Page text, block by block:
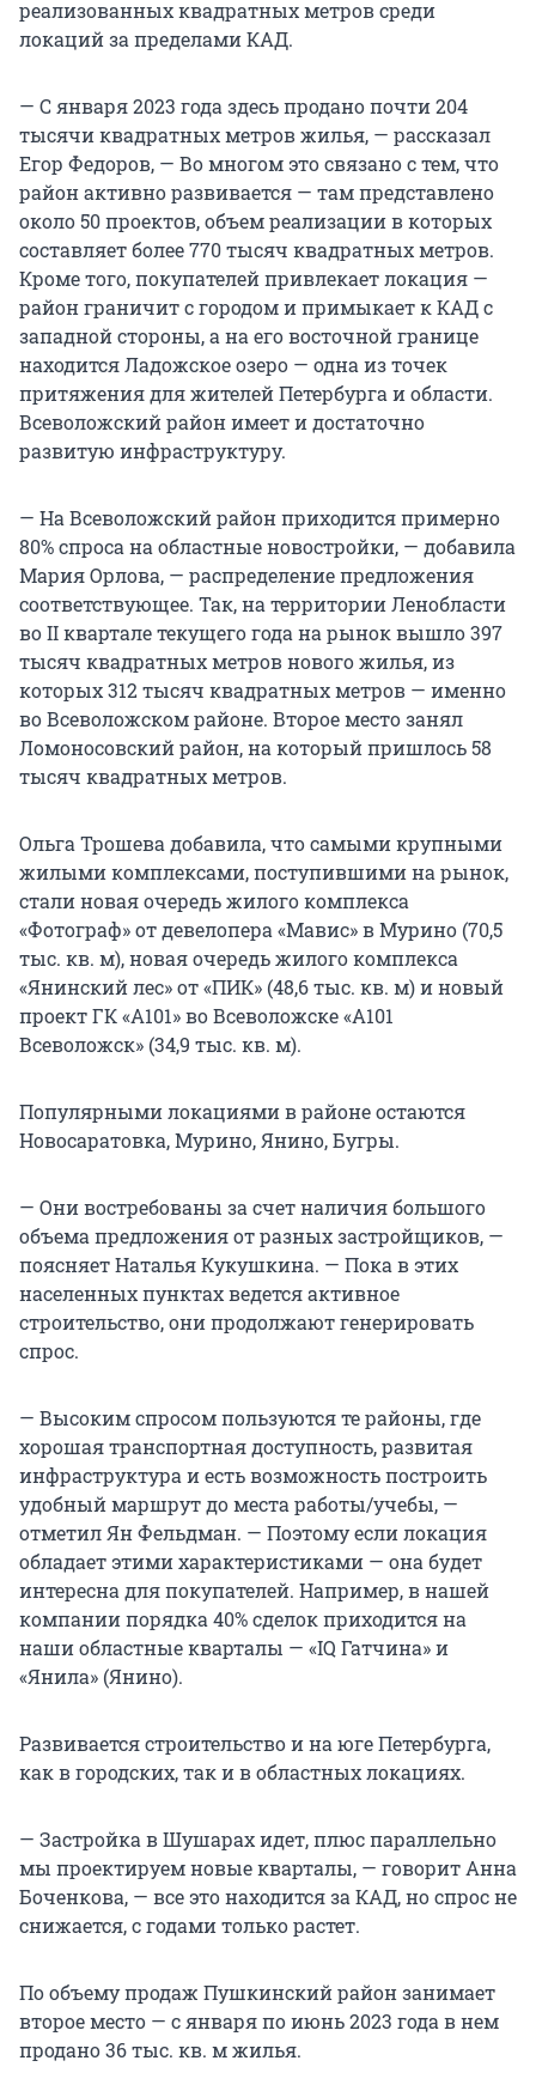
реализованных квадратных метров среди
локаций за пределами КАД.
— С января 2023 года здесь продано почти 204
тысячи квадратных метров жилья, — рассказал
Егор Федоров, — Во многом это связано с тем, что
район активно развивается — там представлено
около 50 проектов, объем реализации в которых
составляет более 770 тысяч квадратных метров.
Кроме того, покупателей привлекает локация —
район граничит с городом и примыкает к КАД с
западной стороны, а на его восточной границе
находится Ладожское озеро — одна из точек
притяжения для жителей Петербурга и области.
Всеволожский район имеет и достаточно
развитую инфраструктуру.
— На Всеволожский район приходится примерно
80% спроса на областные новостройки, — добавила
Мария Орлова, — распределение предложения
соответствующее. Так, на территории Ленобласти
во II квартале текущего года на рынок вышло 397
тысяч квадратных метров нового жилья, из
которых 312 тысяч квадратных метров — именно
во Всеволожском районе. Второе место занял
Ломоносовский район, на который пришлось 58
тысяч квадратных метров.
Ольга Трошева добавила, что самыми крупными
жилыми комплексами, поступившими на рынок,
стали новая очередь жилого комплекса
«Фотограф» от девелопера «Мавис» в Мурино (70,5
тыс. кв. м), новая очередь жилого комплекса
«Янинский лес» от «ПИК» (48,6 тыс. кв. м) и новый
проект ГК «А101» во Всеволожске «А101
Всеволожск» (34,9 тыс. кв. м).
Популярными локациями в районе остаются
Новосаратовка, Мурино, Янино, Бугры.
— Они востребованы за счет наличия большого
объема предложения от разных застройщиков, —
поясняет Наталья Кукушкина. — Пока в этих
населенных пунктах ведется активное
строительство, они продолжают генерировать
спрос.
— Высоким спросом пользуются те районы, где
хорошая транспортная доступность, развитая
инфраструктура и есть возможность построить
удобный маршрут до места работы/учебы, —
отметил Ян Фельдман. — Поэтому если локация
обладает этими характеристиками — она будет
интересна для покупателей. Например, в нашей
компании порядка 40% сделок приходится на
наши областные кварталы — «IQ Гатчина» и
«Янила» (Янино).
Развивается строительство и на юге Петербурга,
как в городских, так и в областных локациях.
— Застройка в Шушарах идет, плюс параллельно
мы проектируем новые кварталы, — говорит Анна
Боченкова, — все это находится за КАД, но спрос не
снижается, с годами только растет.
По объему продаж Пушкинский район занимает
второе место — с января по июнь 2023 года в нем
продано 36 тыс. кв. м жилья.